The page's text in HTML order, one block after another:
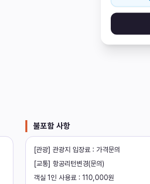
불포함 사항
[관광] 관광지 입장료 : 가격문의
[교통] 항공리턴변경(문의)
객실 1인 사용료 : 110,000원